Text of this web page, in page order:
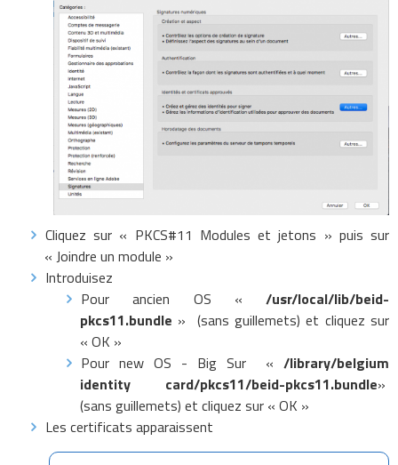
Cliquez sur « PKCS#11 Modules et jetons » puis sur
« Joindre un module »
Introduisez
Pour ancien OS « /usr/local/lib/beid-
pkcs11.bundle » (sans guillemets) et cliquez sur
« OK »
Pour new OS - Big Sur « /library/belgium
identity card/pkcs11/beid-pkcs11.bundle»
(sans guillemets) et cliquez sur « OK »
Les certificats apparaissent